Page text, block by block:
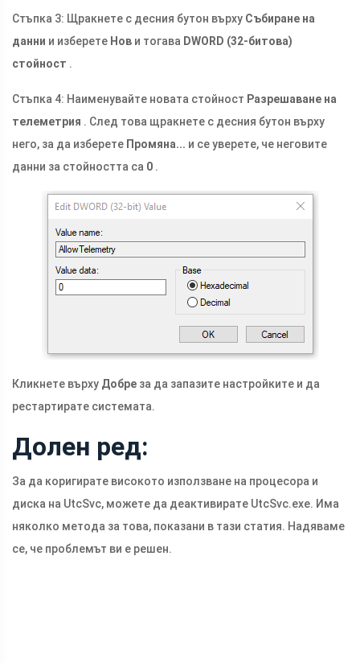
Стъпка 3: Щракнете с десния бутон върху Събиране на
данни и изберете Нов и тогава DWORD (32-битова)
стойност .
Стъпка 4: Наименувайте новата стойност Разрешаване на
телеметрия . След това щракнете с десния бутон върху
него, за да изберете Промяна... и се уверете, че неговите
данни за стойността са 0 .
Кликнете върху Добре за да запазите настройките и да
рестартирате системата.
Долен ред:
За да коригирате високото използване на процесора и
диска на UtcSvc, можете да деактивирате UtcSvc.exe. Има
няколко метода за това, показани в тази статия. Надяваме
се, че проблемът ви е решен.